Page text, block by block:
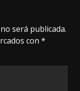
será publicada.
con *